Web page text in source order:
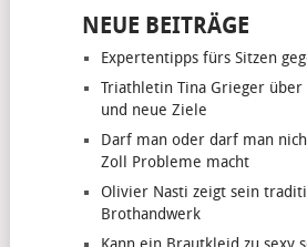
NEUE BEITRÄGE
Expertentipps fürs Sitzen
Triathletin Tina Grieger über
und neue Ziele
Darf man oder darf man
Zoll Probleme macht
Olivier Nasti zeigt sein
Brothandwerk